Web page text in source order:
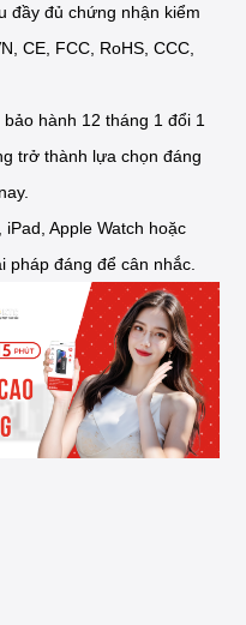
đầy đủ chứng nhận kiểm
CE, FCC, RoHS, CCC,
hành 12 tháng 1 đổi 1
trở thành lựa chọn đáng
Apple Watch hoặc
pháp đáng để cân nhắc.